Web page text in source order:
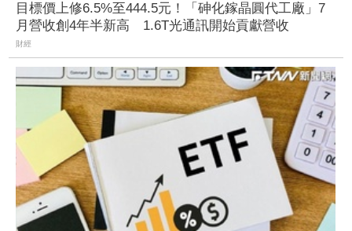
目標價上修6.5%至444.5元！「砷化鎵晶圓代工廠」7
月營收創4年半新高 1.6T光通訊開始貢獻營收
財經